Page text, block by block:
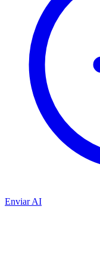
Enviar AI